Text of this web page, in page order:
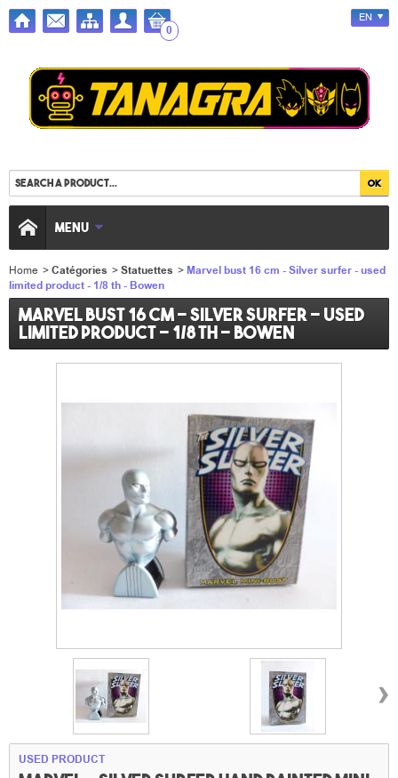
0
EN
MENU
Home >Catégories >Statuettes >Marvel bust 16 cm - Silver surfer - used
limited product - 1/8 th - Bowen
Marvel bust 16 cm - Silver surfer - used
limited product - 1/8 th - Bowen
›
USED PRODUCT